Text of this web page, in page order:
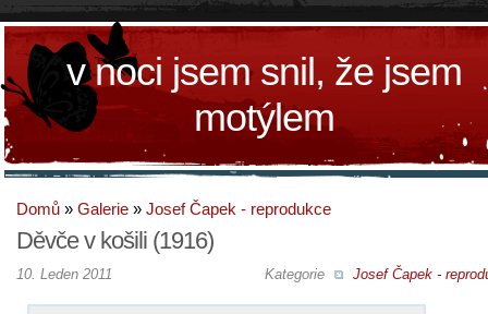
v noci jsem snil, že jsem
motýlem
Domů » Galerie » Josef Čapek - reprodukce
Děvče v košili (1916)
Kategorie Josef Čapek -
10. Leden 2011